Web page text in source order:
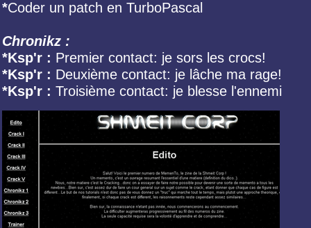
*Coder un patch en TurboPascal
Chronikz :
*Ksp'r : Premier contact: je sors les crocs!
*Ksp'r : Deuxième contact: je lâche ma rage!
*Ksp'r : Troisième contact: je blesse l'ennemi